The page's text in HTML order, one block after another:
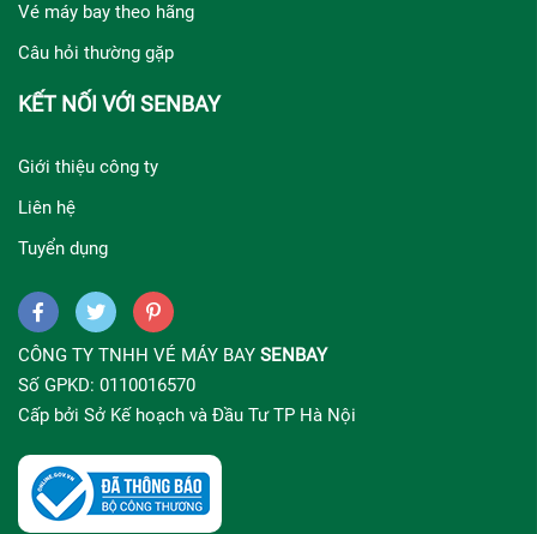
Vé máy bay theo hãng
Câu hỏi thường gặp
KẾT NỐI VỚI SENBAY
Giới thiệu công ty
Liên hệ
Tuyển dụng
CÔNG TY TNHH VÉ MÁY BAY SENBAY
Số GPKD: 0110016570
Cấp bởi Sở Kế hoạch và Đầu Tư TP Hà Nội